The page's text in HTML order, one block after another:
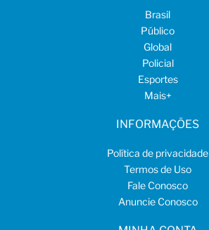
Brasil
Público
Global
Policial
Esportes
Mais+
INFORMAÇÕES
Política de privacidade
Termos de Uso
Fale Conosco
Anuncie Conosco